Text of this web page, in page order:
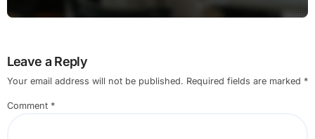
Leave a Reply
Your email address will not be published. Required fields are marked *
Comment *